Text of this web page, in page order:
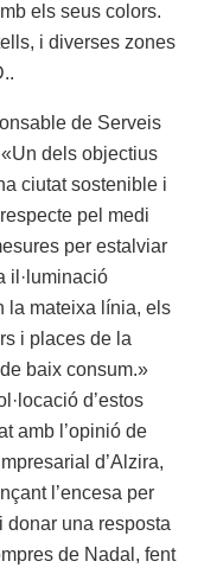
els seus colors.
i diverses zones
de Serveis
dels objectius
ciutat sostenible i
pel medi
per estalviar
il·luminació
la mateixa línia, els
i places de la
baix consum.»
d’estos
amb l’opinió de
d’Alzira,
l’encesa per
donar una resposta
de Nadal, fent